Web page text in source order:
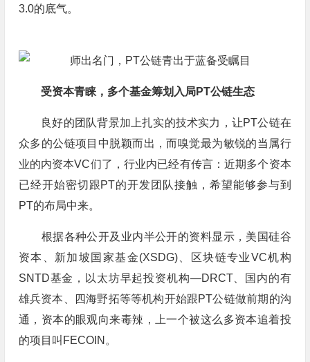
3.0的底气。
受资本青睐，多个基金筹划入局PT公链生态
良好的团队背景加上扎实的技术实力，让PT公链在
众多的公链项目中脱颖而出，而嗅觉最为敏锐的当属行
业的内资本VC们了，行业内已经有传言：近期多个资本
已经开始密切跟PT的开发团队接触，希望能够参与到
PT的布局中来。
根据各种公开及业内半公开的资料显示，美国硅谷
资本、新加坡国家基金(XSDG)、区块链专业VC机构
SNTD基金，以太坊早起投资机构—DRCT、国内的有
雄兵资本、四海野拓等等机构开始跟PT公链做前期的沟
通，资本的眼观向来毒辣，上一个被这么多资本追着投
的项目叫FECOIN。